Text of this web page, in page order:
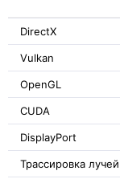
DirectX
Vulkan
OpenGL
CUDA
DisplayPort
Трассировка лучей